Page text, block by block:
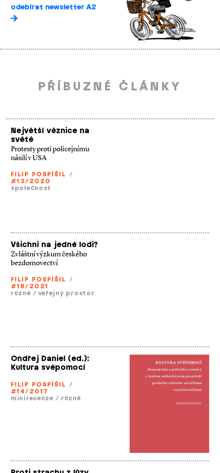
odebírat newsletter A2
PŘÍBUZNÉ ČLÁNKY
Největší věznice na
světě
Protesty proti policejnímu
násilí v USA
FILIP POSPÍŠIL /
#13/2020
společnost
Všichni na jedné lodi?
Zvláštní výzkum českého
bezdomovectví
FILIP POSPÍŠIL /
#18/2021
různé / veřejný prostor
Ondřej Daniel (ed.):
Kultura svépomocí
FILIP POSPÍŠIL /
#14/2017
minirecenze / různé